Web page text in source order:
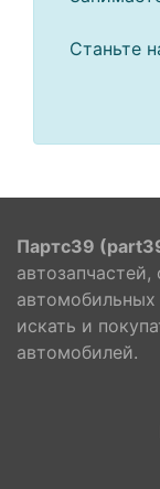
Станьте
Партс39
автомобильных
искать и
автомобилей.